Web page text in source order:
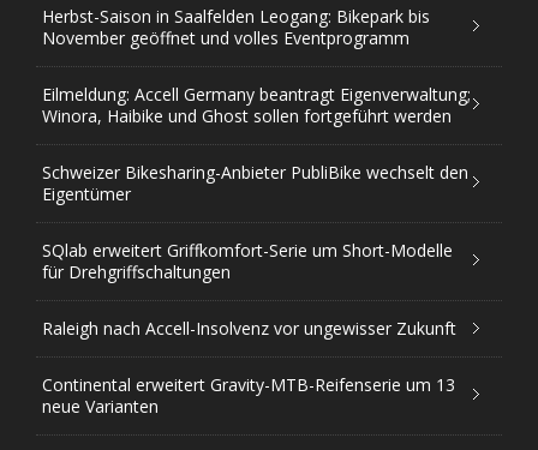
Herbst-Saison in Saalfelden Leogang: Bikepark bis
November geöffnet und volles Eventprogramm
Eilmeldung: Accell Germany beantragt Eigenverwaltung;
Winora, Haibike und Ghost sollen fortgeführt werden
Schweizer Bikesharing-Anbieter PubliBike wechselt den
Eigentümer
SQlab erweitert Griffkomfort-Serie um Short-Modelle
für Drehgriffschaltungen
Raleigh nach Accell-Insolvenz vor ungewisser Zukunft
Continental erweitert Gravity-MTB-Reifenserie um 13
neue Varianten